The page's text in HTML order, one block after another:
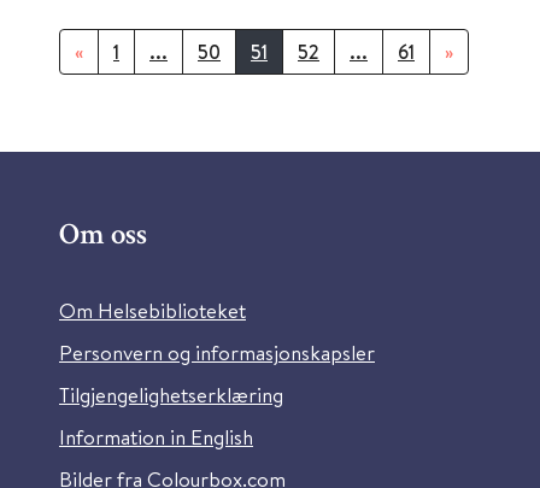
« 1 ... 50 51 52 ... 61 »
Om oss
Om Helsebiblioteket
Personvern og informasjonskapsler
Tilgjengelighetserklæring
Information in English
Bilder fra Colourbox.com